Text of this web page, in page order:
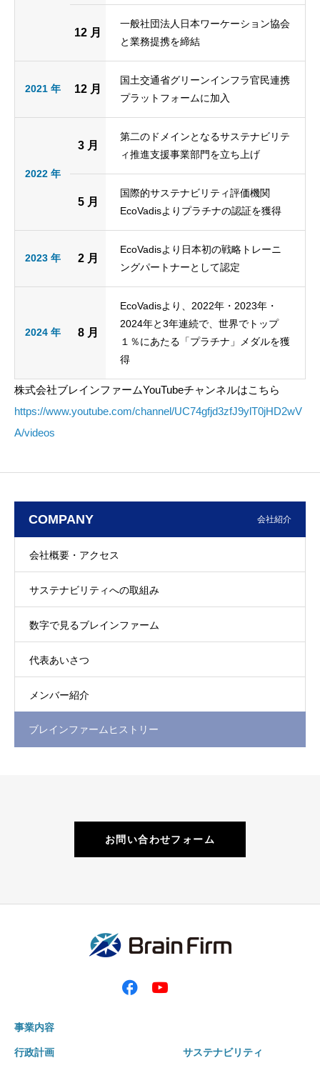
12 月
一般社団法人日本ワーケーション協会
と業務提携を締結
2021 年 12 月
国土交通省グリーンインフラ官民連携
プラットフォームに加入
2022 年
3 月
第二のドメインとなるサステナビリテ
ィ推進支援事業部門を立ち上げ
5 月
国際的サステナビリティ評価機関
EcoVadisよりプラチナの認証を獲得
2023 年 2 月
EcoVadisより日本初の戦略トレーニ
ングパートナーとして認定
2024 年 8 月
EcoVadisより、2022年・2023年・
2024年と3年連続で、世界でトップ
１％にあたる「プラチナ」メダルを獲
得
株式会社ブレインファームYouTubeチャンネルはこちら
https://www.youtube.com/channel/UC74gfjd3zfJ9ylT0jHD2wV
A/videos
COMPANY 会社紹介
会社概要・アクセス
サステナビリティへの取組み
数字で見るブレインファーム
代表あいさつ
メンバー紹介
ブレインファームヒストリー
お問い合わせフォーム
事業内容
行政計画 サステナビリティ